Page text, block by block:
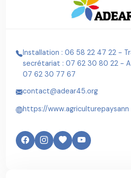
Installation : 06 58 22 47 22 -
secrétariat : 07 62 30 80 22 -
07 62 30 77 67
contact@adear45.org
https://www.agriculturepaysann